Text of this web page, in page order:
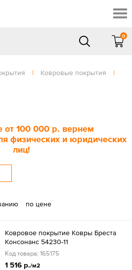
0
| Ковровые покрытия
|
от 100 000 р. вернем
физических и юридических
лиц!
по цене
Ковровое покрытие Ковры Бреста
Консонанс 54230-11
Код товара: 165175
1 516 р./м2